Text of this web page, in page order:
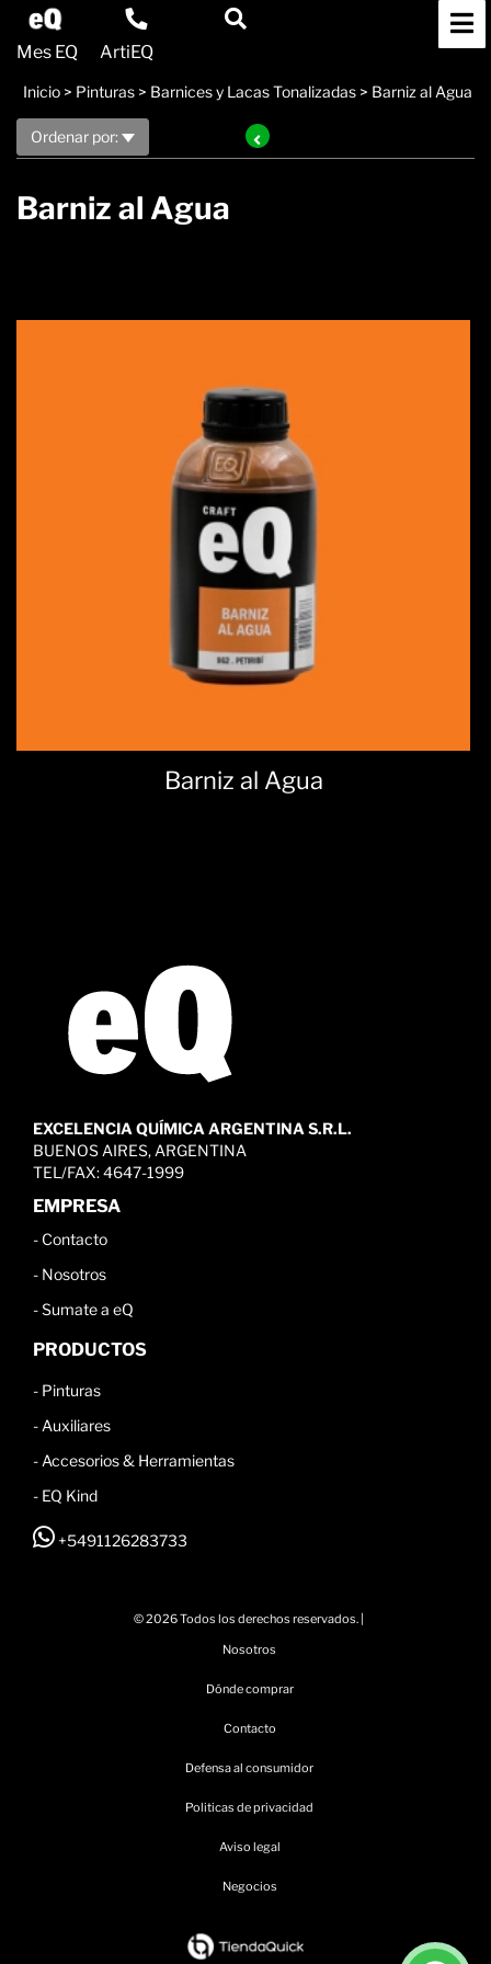
Mes EQ ArtiEQ
Inicio > Pinturas > Barnices y Lacas Tonalizadas > Barniz al Agua
Ordenar por:
Barniz al Agua
Barniz al Agua
EXCELENCIA QUÍMICA ARGENTINA S.R.L.
BUENOS AIRES, ARGENTINA
TEL/FAX: 4647-1999
EMPRESA
- Contacto
- Nosotros
-Sumate a eQ
PRODUCTOS
- Pinturas
- Auxiliares
- Accesorios & Herramientas
- EQ Kind
+5491126283733
© 2026 Todos los derechos reservados. |
Nosotros
Dónde comprar
Contacto
Defensa al consumidor
Politicas de privacidad
Aviso legal
Negocios